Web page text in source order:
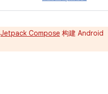
Jetpack Compose 构建 Android